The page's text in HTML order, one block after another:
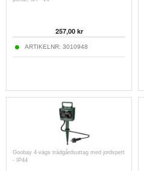
257,00kr
ARTIKELNR: 3010948
Goobay 4-vägs trädgårdsuttag med jordspett
- IP44